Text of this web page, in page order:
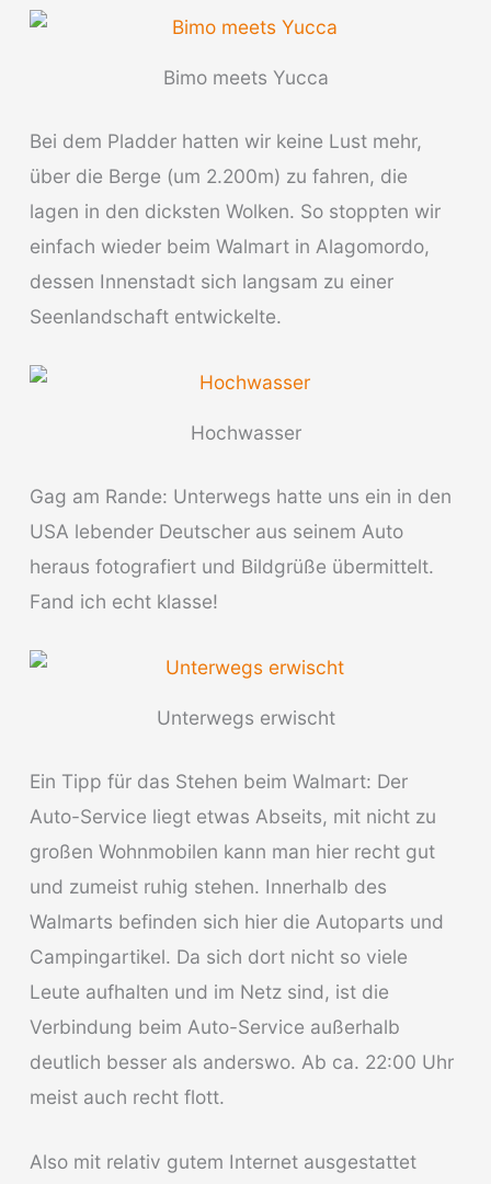
Bimo meets Yucca
Bei dem Pladder hatten wir keine Lust mehr,
über die Berge (um 2.200m) zu fahren, die
lagen in den dicksten Wolken. So stoppten wir
einfach wieder beim Walmart in Alagomordo,
dessen Innenstadt sich langsam zu einer
Seenlandschaft entwickelte.
Hochwasser
Gag am Rande: Unterwegs hatte uns ein in den
USA lebender Deutscher aus seinem Auto
heraus fotografiert und Bildgrüße übermittelt.
Fand ich echt klasse!
Unterwegs erwischt
Ein Tipp für das Stehen beim Walmart: Der
Auto-Service liegt etwas Abseits, mit nicht zu
großen Wohnmobilen kann man hier recht gut
und zumeist ruhig stehen. Innerhalb des
Walmarts befinden sich hier die Autoparts und
Campingartikel. Da sich dort nicht so viele
Leute aufhalten und im Netz sind, ist die
Verbindung beim Auto-Service außerhalb
deutlich besser als anderswo. Ab ca. 22:00 Uhr
meist auch recht flott.
Also mit relativ gutem Internet ausgestattet